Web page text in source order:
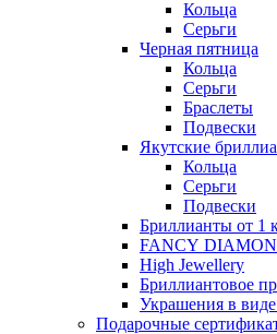
Кольца
Серьги
Черная пятница
Кольца
Серьги
Браслеты
Подвески
Якутские
Кольца
Серьги
Подвески
Бриллианты от 1
FANCY
High Jewellery
Бриллиантовое
Украшения в
Подарочные